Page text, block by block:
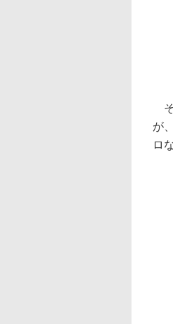
そ
が
ロ